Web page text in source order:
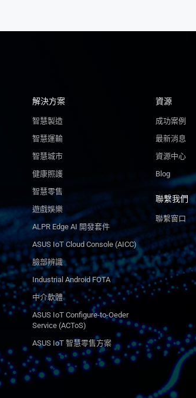
解決方案
智慧製造
智慧運輸
智慧城市
健康照護
智慧零售
遊戲娛樂
ALPR Edge AI 開發套件
ASUS IoT Cloud Console (AICC)
臉部辨識
Industrial Android FOTA
中介軟體
ASUS IoT Configure-to-Oeder
Service (ACToS)
ASUS IoT 智慧零售方案
資源
成功案例
最新消息
資源中心
Blog
聯繫我們
聯繫窗口